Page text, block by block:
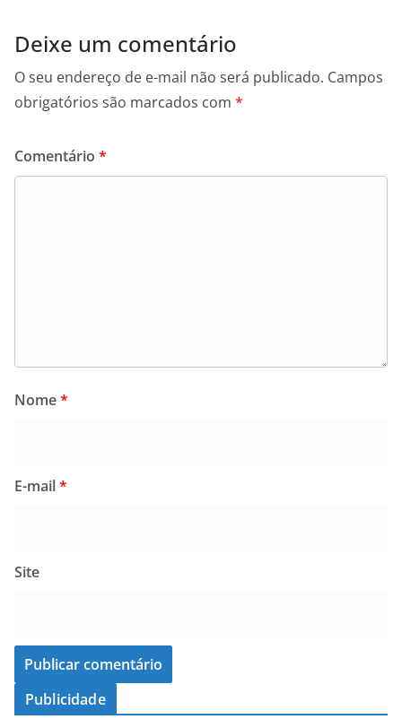
Deixe um comentário
O seu endereço de e-mail não será publicado. Campos
obrigatórios são marcados com *
Comentário *
Nome*
E-mail*
Site
Publicidade